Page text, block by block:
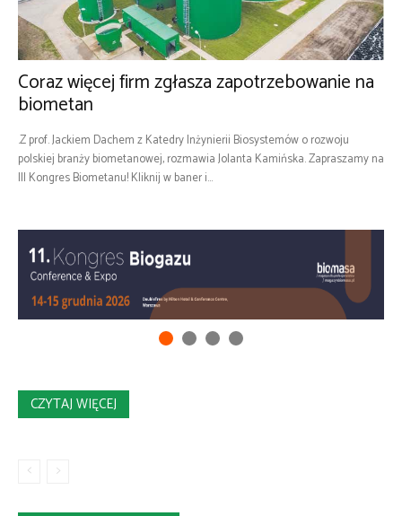
Coraz więcej firm zgłasza zapotrzebowanie na
biometan
.Z prof. Jackiem Dachem z Katedry Inżynierii Biosystemów o rozwoju
polskiej branży biometanowej, rozmawia Jolanta Kamińska. Zapraszamy na
III Kongres Biometanu! Kliknij w baner i...
CZYTAJ WIĘCEJ